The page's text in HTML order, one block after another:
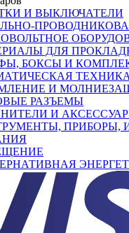
И ВЫКЛЮЧАТЕЛИ
ДЛЯ
БОКСЫ И
ТЕХНИКА
И
РАЗЪЕМЫ
И
ПРИБОРЫ,